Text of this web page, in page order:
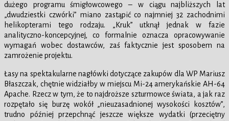
dużego programu śmigłowcowego – w ciągu najbliższych lat
„dwudziestki czwórki” miano zastąpić co najmniej 32 zachodnimi
helikopterami tego rodzaju. „Kruk” utknął jednak w fazie
analityczno-koncepcyjnej, co formalnie oznacza opracowywanie
wymagań wobec dostawców, zaś faktycznie jest sposobem na
zamrożenie projektu.
Łasy na spektakularne nagłówki dotyczące zakupów dla WP Mariusz
Błaszczak, chętnie widziałby w miejscu Mi-24 amerykańskie AH-64
Apache. Rzecz w tym, że to najdroższe szturmowce świata, a jak raz
rozpętało się burzę wokół „nieuzasadnionej wysokości kosztów”,
trudno później przepchnąć jeszcze większe wydatki (przeciętny